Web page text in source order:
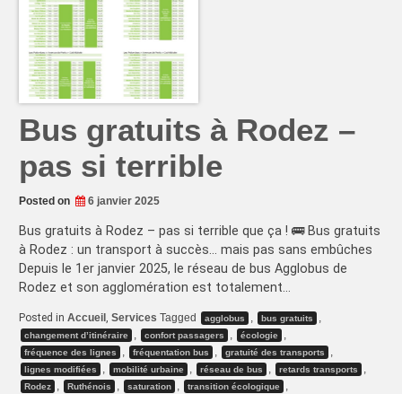
Bus gratuits à Rodez –
pas si terrible
Posted on 6 janvier 2025
Bus gratuits à Rodez – pas si terrible que ça ! 🚌 Bus gratuits
à Rodez : un transport à succès… mais pas sans embûches
Depuis le 1er janvier 2025, le réseau de bus Agglobus de
Rodez et son agglomération est totalement…
Posted in Accueil , Services Tagged agglobus , bus gratuits ,
changement d’itinéraire , confort passagers , écologie ,
fréquence des lignes , fréquentation bus , gratuité des transports ,
lignes modifiées , mobilité urbaine , réseau de bus , retards transports ,
Rodez , Ruthénois , saturation , transition écologique ,